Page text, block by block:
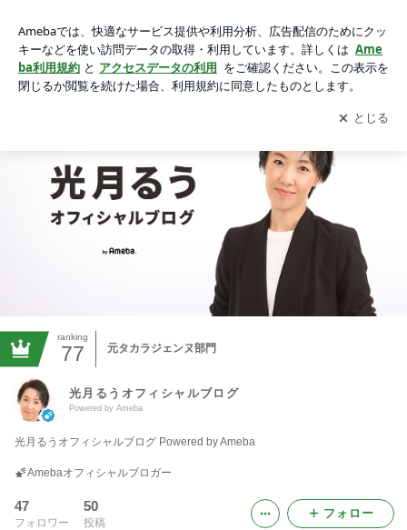
アプリをダウンロードして ブログの更新通知
を受け取りまし
ょう。
開く
ranking
77 元タカラジェンヌ部門
光月るうオフィシャルブログ
Powered by Ameba
光月るうオフィシャルブログ Powered by Ameba
Amebaオフィシャルブロガー
47
フォロワー
50
投稿
フォロー